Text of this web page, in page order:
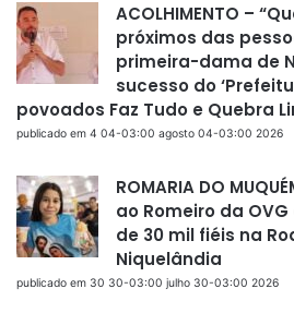
ACOLHIMENTO –
próximos das
primeira-dama de
sucesso do
povoados Faz Tudo e Quebra
publicado em 4 04-03:00 agosto 04-03:00 2026
ROMARIA DO
ao Romeiro da
de 30 mil fiéis na
Niquelândia
publicado em 30 30-03:00 julho 30-03:00 2026